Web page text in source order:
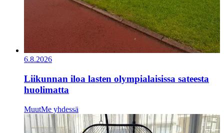
6.8.2026
Liikunnan iloa lasten olympialaisissa sateesta
huolimatta
MuutMe yhdessä